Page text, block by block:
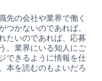
先の会社や業界で働く
つかないのであれば、
たいのであれば、応募
。業界にいる知人にご
できるように情報を仕
本を読むのもよいだろ